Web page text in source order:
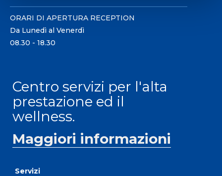
ORARI DI APERTURA RECEPTION
Da Lunedì al Venerdì
08.30 - 18.30
Centro servizi per l'alta
prestazione ed il
wellness.
Maggiori informazioni
Servizi